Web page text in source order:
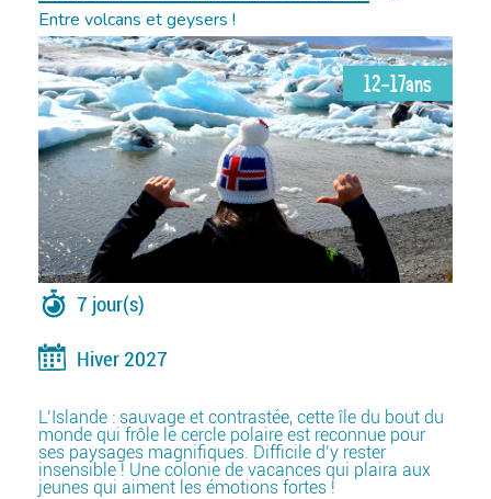
Entre volcans et geysers !
12-17ans
7 jour(s)
Hiver 2027
L’Islande : sauvage et contrastée, cette île du bout du
monde qui frôle le cercle polaire est reconnue pour
ses paysages magnifiques. Difficile d’y rester
insensible ! Une colonie de vacances qui plaira aux
jeunes qui aiment les émotions fortes !